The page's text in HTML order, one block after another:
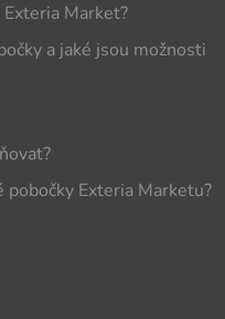
Market?
a jaké jsou možnosti
Exteria Marketu?